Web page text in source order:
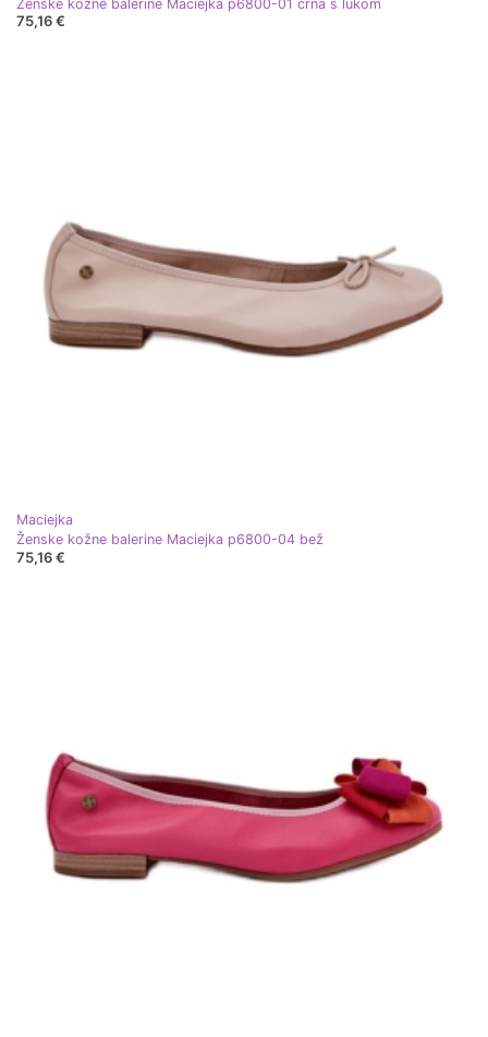
Ženske kožne balerine Maciejka p6800-01 crna s lukom
75,16 €
Maciejka
Ženske kožne balerine Maciejka p6800-04 bež
75,16 €